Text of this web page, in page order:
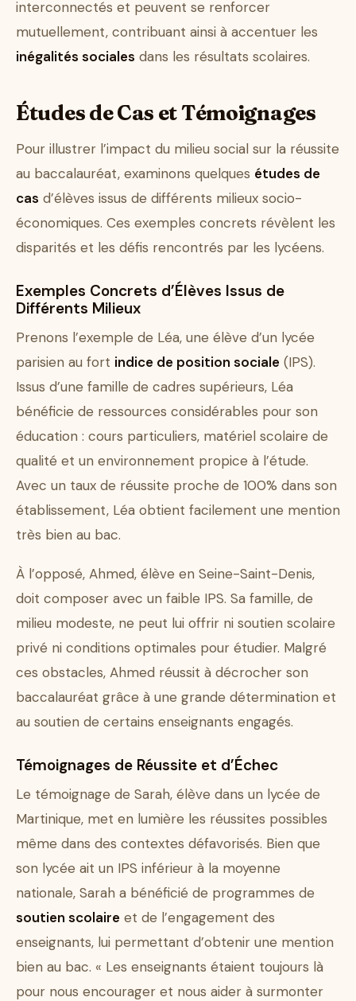
interconnectés et peuvent se renforcer
mutuellement, contribuant ainsi à accentuer les
inégalités sociales dans les résultats scolaires.
Études de Cas et Témoignages
Pour illustrer l’impact du milieu social sur la réussite
au baccalauréat, examinons quelques études de
cas d’élèves issus de différents milieux socio-
économiques. Ces exemples concrets révèlent les
disparités et les défis rencontrés par les lycéens.
Exemples Concrets d’Élèves Issus de
Différents Milieux
Prenons l’exemple de Léa, une élève d’un lycée
parisien au fort indice de position sociale (IPS).
Issus d’une famille de cadres supérieurs, Léa
bénéficie de ressources considérables pour son
éducation : cours particuliers, matériel scolaire de
qualité et un environnement propice à l’étude.
Avec un taux de réussite proche de 100% dans son
établissement, Léa obtient facilement une mention
très bien au bac.
À l’opposé, Ahmed, élève en Seine-Saint-Denis,
doit composer avec un faible IPS. Sa famille, de
milieu modeste, ne peut lui offrir ni soutien scolaire
privé ni conditions optimales pour étudier. Malgré
ces obstacles, Ahmed réussit à décrocher son
baccalauréat grâce à une grande détermination et
au soutien de certains enseignants engagés.
Témoignages de Réussite et d’Échec
Le témoignage de Sarah, élève dans un lycée de
Martinique, met en lumière les réussites possibles
même dans des contextes défavorisés. Bien que
son lycée ait un IPS inférieur à la moyenne
nationale, Sarah a bénéficié de programmes de
soutien scolaire et de l’engagement des
enseignants, lui permettant d’obtenir une mention
bien au bac. « Les enseignants étaient toujours là
pour nous encourager et nous aider à surmonter